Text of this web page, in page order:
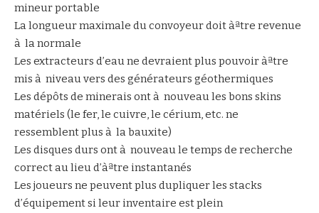
mineur portable
La longueur maximale du convoyeur doit àªtre revenue
à la normale
Les extracteurs d’eau ne devraient plus pouvoir àªtre
mis à niveau vers des générateurs géothermiques
Les dépôts de minerais ont à nouveau les bons skins
matériels (le fer, le cuivre, le cérium, etc. ne
ressemblent plus à la bauxite)
Les disques durs ont à nouveau le temps de recherche
correct au lieu d’àªtre instantanés
Les joueurs ne peuvent plus dupliquer les stacks
d’équipement si leur inventaire est plein